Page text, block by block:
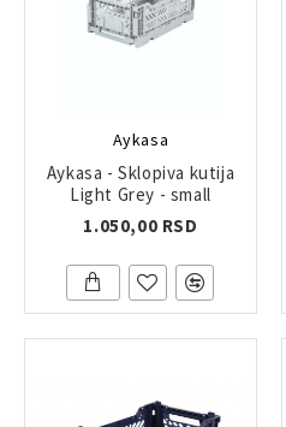
Aykasa
Aykasa - Sklopiva kutija
Light Grey - small
1.050,00 RSD